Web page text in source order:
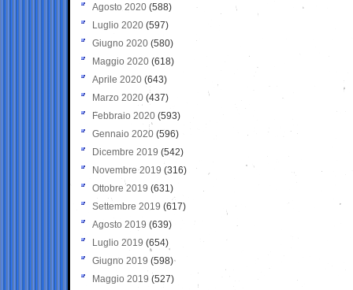
Agosto 2020 (588)
Luglio 2020 (597)
Giugno 2020 (580)
Maggio 2020 (618)
Aprile 2020 (643)
Marzo 2020 (437)
Febbraio 2020 (593)
Gennaio 2020 (596)
Dicembre 2019 (542)
Novembre 2019 (316)
Ottobre 2019 (631)
Settembre 2019 (617)
Agosto 2019 (639)
Luglio 2019 (654)
Giugno 2019 (598)
Maggio 2019 (527)